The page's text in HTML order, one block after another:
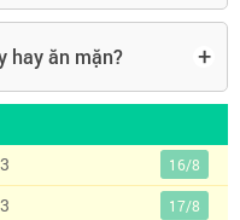
hay ăn mặn? +
16/8
17/8